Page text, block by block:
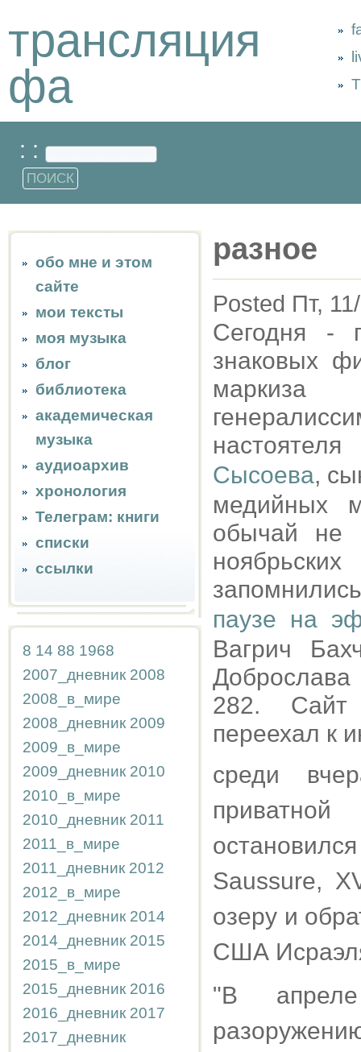
трансляция
фа
: :
обо мне и этом
сайте
мои тексты
моя музыка
блог
библиотека
академическая
музыка
аудиоархив
хронология
Телеграм: книги
списки
ссылки
8 14 88 1968
2007_дневник 2008
2008_в_мире
2008_дневник 2009
2009_в_мире
2009_дневник 2010
2010_в_мире
2010_дневник 2011
2011_в_мире
2011_дневник 2012
2012_в_мире
2012_дневник 2014
2014_дневник 2015
2015_в_мире
2015_дневник 2016
2016_дневник 2017
2017_дневник
разное
Posted Пт,
Сегодня -
знаковых
Сысоева,
медийных
обычай не
паузе на
Вагрич
282. Сайт
переехал к
среди
Saussure,
озеру и
США
"В